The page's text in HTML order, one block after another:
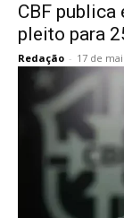
CBF publica
pleito para
Redação - 17 de